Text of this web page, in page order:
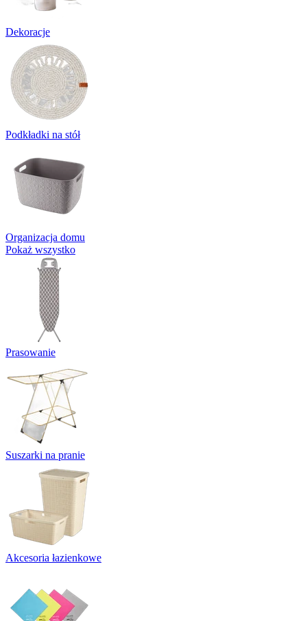
Dekoracje
Podkładki na stół
Organizacja domu
Pokaż wszystko
Prasowanie
Suszarki na pranie
Akcesoria łazienkowe